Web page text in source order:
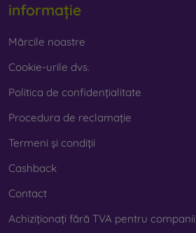
informație
Mărcile noastre
Cookie-urile dvs.
Politica de confidențialitate
Procedura de reclamație
Termeni și condiții
Cashback
Contact
Achiziționați fără TVA pentru companii